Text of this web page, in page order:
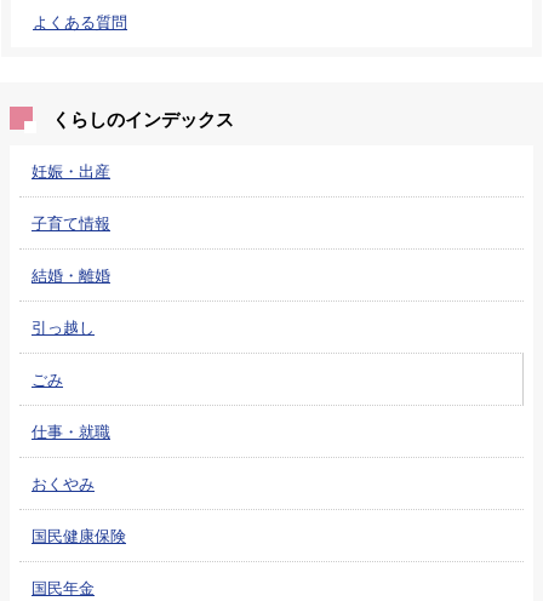
よくある質問
くらしのインデックス
妊娠・出産
子育て情報
結婚・離婚
引っ越し
ごみ
仕事・就職
おくやみ
国民健康保険
国民年金